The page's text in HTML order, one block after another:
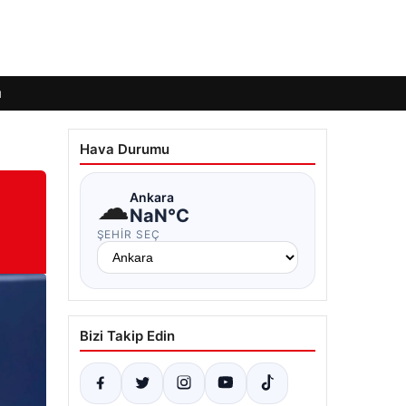
Hava Durumu
☁Ankara
NaN°C
ŞEHIR SEÇ
Bizi Takip Edin